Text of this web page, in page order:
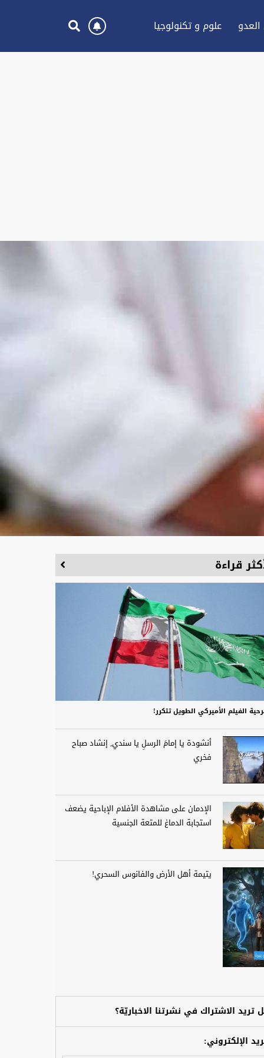
علوم و تكنولوجيا
قراءة
الفيلم الأميركي الطويل تتكرر!
أنشودة يا إمامَ الرسلِ يا سندي, إنشاد صباح
فخري
الإدمان على مشاهدة الأفلام الإباحية يضعف
استجابة الدماغ للمتعة الجنسية
يتيمة أهل الأرض والفانوس السحري!
تريد الاشتراك في نشرتنا الاخباريّة؟
الإلكتروني: